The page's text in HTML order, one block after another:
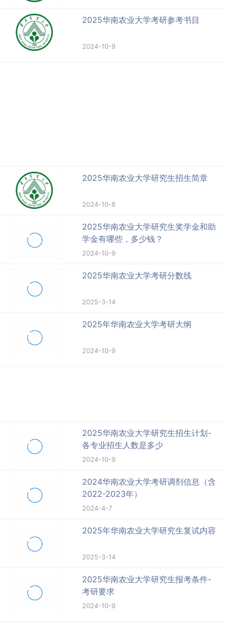
2025华南农业大学考研参考书目
2024-10-9
2025华南农业大学研究生招生简章
2024-10-8
2025华南农业大学研究生奖学金和助
学金有哪些，多少钱？
2024-10-9
2025华南农业大学考研分数线
2025-3-14
2025年华南农业大学考研大纲
2024-10-9
2025华南农业大学研究生招生计划-
各专业招生人数是多少
2024-10-9
2024华南农业大学考研调剂信息（含
2022-2023年）
2024-4-7
2025年华南农业大学研究生复试内容
2025-3-14
2025华南农业大学研究生报考条件-
考研要求
2024-10-9